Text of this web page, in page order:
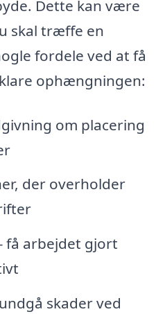
Dette kan være
skal træffe en
fordele ved at få
ophængningen:
om placering
der overholder
få arbejdet gjort
skader ved